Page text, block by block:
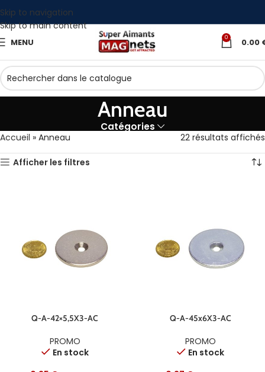
Skip to navigation
Skip to main content
MENU 0 0.00
Anneau
Catégories
Accueil » Anneau 22 résultats affichés
Afficher les filtres
Q-A-42×5,5X3-AC
PROMO
En stock
Q-A-45x6X3-AC
PROMO
En stock